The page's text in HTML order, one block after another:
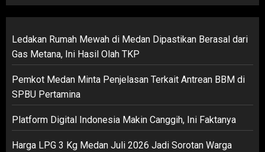
Ledakan Rumah Mewah di Medan Dipastikan Berasal dari
Gas Metana, Ini Hasil Olah TKP
Pemkot Medan Minta Penjelasan Terkait Antrean BBM di
SPBU Pertamina
Platform Digital Indonesia Makin Canggih, Ini Faktanya
Harga LPG 3 Kg Medan Juli 2026 Jadi Sorotan Warga